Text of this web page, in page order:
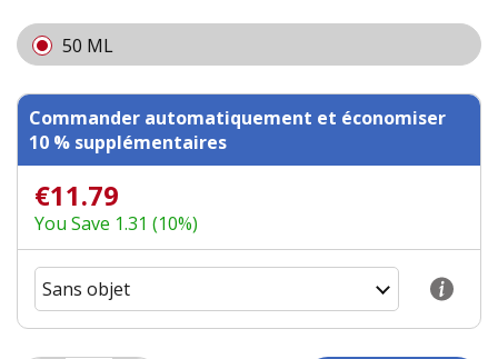
50 ML
Commander automatiquement et économiser
10 % supplémentaires
€11.79
You Save 1.31 (10%)